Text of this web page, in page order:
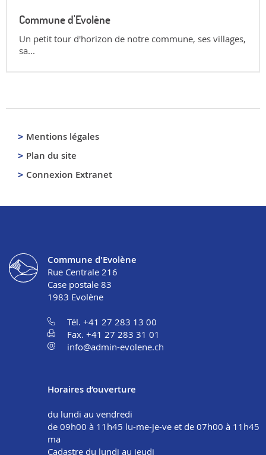
Commune d'Evolène
Un petit tour d'horizon de notre commune, ses villages,
sa...
Mentions légales
Plan du site
Connexion Extranet
Commune d'Evolène
Rue Centrale 216
Case postale 83
1983 Evolène
Tél. +41 27 283 13 00
Fax. +41 27 283 31 01
info@admin-evolene.ch
Horaires d’ouverture
du lundi au vendredi
de 09h00 à 11h45 lu-me-je-ve et de 07h00 à 11h45
ma
Cadastre du lundi au jeudi